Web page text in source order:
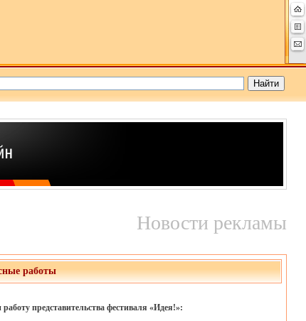
Новости рекламы
работы
представительства фестиваля «Идея!»: